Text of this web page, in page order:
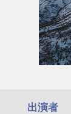
出演者